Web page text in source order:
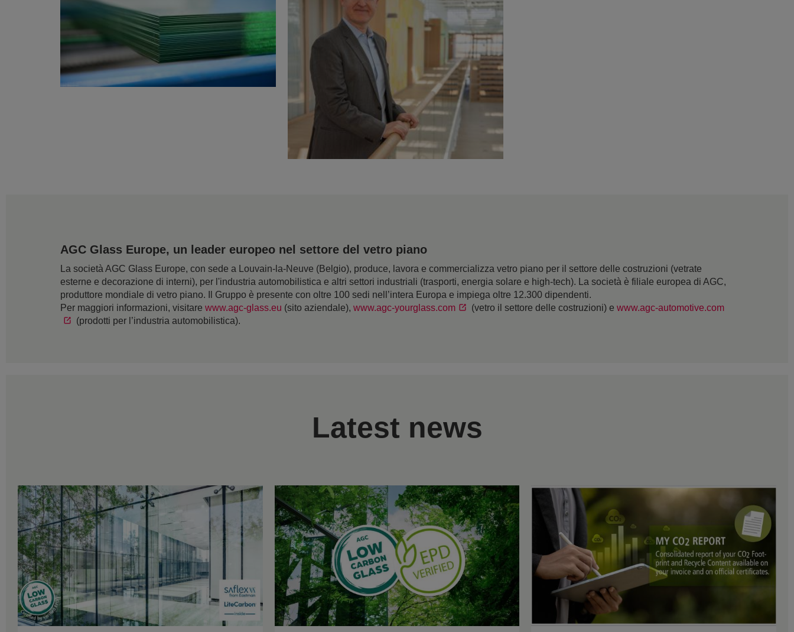
AGC Glass Europe, un leader europeo nel settore del vetro piano
La società AGC Glass Europe, con sede a Louvain-la-Neuve (Belgio), produce, lavora e commercializza vetro piano per il settore delle costruzioni (vetrate
esterne e decorazione di interni), per l'industria automobilistica e altri settori industriali (trasporti, energia solare e high-tech). La società è filiale europea di AGC,
produttore mondiale di vetro piano. Il Gruppo è presente con oltre 100 sedi nell’intera Europa e impiega oltre 12.300 dipendenti.
Per maggiori informazioni, visitare www.agc-glass.eu (sito aziendale), www.agc-yourglass.com (vetro il settore delle costruzioni) e www.agc-automotive.com
(prodotti per l’industria automobilistica).
Latest news